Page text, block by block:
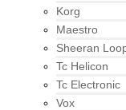
Korg
Maestro
Sheeran
Tc Helicon
Tc Electronic
Vox